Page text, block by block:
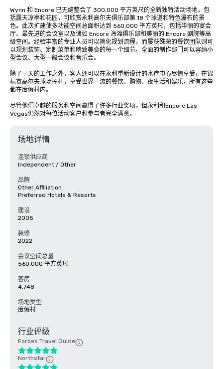
Wynn 和 Encore 已无缝整合了 300,000 平方英尺的全新独特活动场地，包
括露天凉亭和花园，可欣赏永利高尔夫俱乐部第 18 个球道和特色瀑布的景
色。此次扩建使多功能空间总面积达到 560,000 平方英尺，包括华丽的宴会
厅、最先进的会议室以及诸如 Encore 海滩俱乐部和美丽的 Encore 剧院等高
级空间。经验丰富的专业人员可以简化规划流程，而屡获殊荣的餐饮团队则可
以规划装饰、定制菜单和精致美食的每一个细节。全面的制作部门可以容纳小
型会议、大型一般会议和音乐会。
除了一天的工作之外，客人还可以在永利重新设计的水疗中心尽情享受，在锦
标赛高尔夫球场挥杆，享受世界一流的餐饮、购物、夜生活和娱乐，所有这些
都在度假村内。
尽管他们卓越的服务和空间赢得了许多行业奖项，但永利和Encore Las
Vegas仍然对每位活动客户和参与者完全满意。
场地详情
连锁供应商
Independent / Other
品牌
Other Affiliation
Preferred Hotels & Resorts
建设
2005
装修
2022
会议空间总量
560,000 平方英尺
客房
4,748
场地类型
度假村
行业评级
Forbes Travel Guide
Northstar